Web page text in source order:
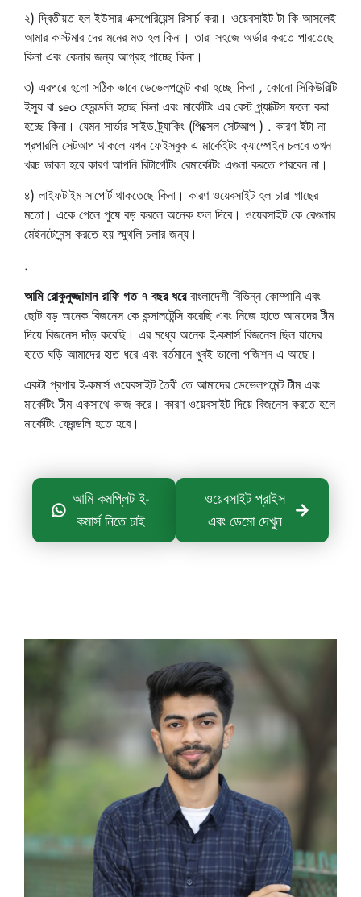
২) দ্বিতীয়ত হল ইউসার এক্সপেরিয়েন্স রিসার্চ করা। ওয়েবসাইট টা কি আসলেই
আমার কাস্টমার দের মনের মত হল কিনা। তারা সহজে অর্ডার করতে পারতেছে
কিনা এবং কেনার জন্য আগ্রহ পাচ্ছে কিনা।
৩) এরপরে হলো সঠিক ভাবে ডেভেলপমেন্ট করা হচ্ছে কিনা , কোনো সিকিউরিটি
ইস্যু বা seo ফ্রেন্ডলি হচ্ছে কিনা এবং মার্কেটিং এর বেস্ট প্র্যাক্টিস ফলো করা
হচ্ছে কিনা। যেমন সার্ভার সাইড ট্র্যাকিং (পিক্সেল সেটআপ ) . কারণ ইটা না
প্রপারলি সেটআপ থাকলে যখন ফেইসবুক এ মার্কেইটং ক্যাম্পেইন চলবে তখন
খরচ ডাবল হবে কারণ আপনি রিটার্গেটিং রেমার্কেটিং এগুলা করতে পারবেন না।
৪) লাইফটাইম সাপোর্ট থাকতেছে কিনা। কারণ ওয়েবসাইট হল চারা গাছের
মতো। একে পেলে পুষে বড় করলে অনেক ফল দিবে। ওয়েবসাইট কে রেগুলার
মেইনটেনেন্স করতে হয় স্মুথলি চলার জন্য।
.
আমি রোকুনুজ্জামান রাফি গত ৭ বছর ধরেবাংলাদেশী বিভিন্ন কোম্পানি এবং
ছোট বড় অনেক বিজনেস কে কন্সালটেন্সি করেছি এবং নিজে হাতে আমাদের টীম
দিয়ে বিজনেস দাঁড় করেছি। এর মধ্যে অনেক ই-কমার্স বিজনেস ছিল যাদের
হাতে ঘড়ি আমাদের হাত ধরে এবং বর্তমানে খুবই ভালো পজিশন এ আছে।
একটা প্রপার ই-কমার্স ওয়েবসাইট তৈরী তে আমাদের ডেভেলপমেন্ট টীম এবং
মার্কেটিং টীম একসাথে কাজ করে। কারণ ওয়েবসাইট দিয়ে বিজনেস করতে হলে
মার্কেটিং ফ্রেন্ডলি হতে হবে।
আমি কমপ্লিট ই-
কমার্স নিতে চাই
ওয়েবসাইট প্রাইস
এবং ডেমো দেখুন